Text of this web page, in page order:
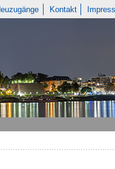
Kontakt